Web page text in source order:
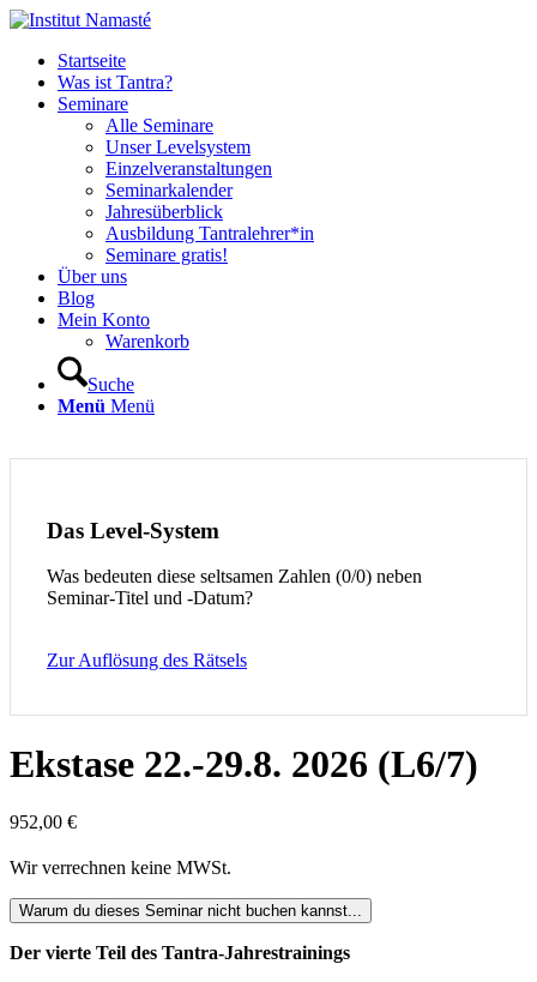
Startseite
Was ist Tantra?
Seminare
Alle Seminare
Unser Levelsystem
Einzelveranstaltungen
Seminarkalender
Jahresüberblick
Ausbildung Tantralehrer*in
Seminare gratis!
Über uns
Blog
Mein Konto
Warenkorb
Suche
Menü Menü
Das Level-System
Was bedeuten diese seltsamen Zahlen (0/0) neben
Seminar-Titel und -Datum?
Zur Auflösung des Rätsels
Ekstase 22.-29.8. 2026 (L6/7)
952,00 €
Wir verrechnen keine MWSt.
Warum du dieses Seminar nicht buchen kannst...
Der vierte Teil des Tantra-Jahrestrainings